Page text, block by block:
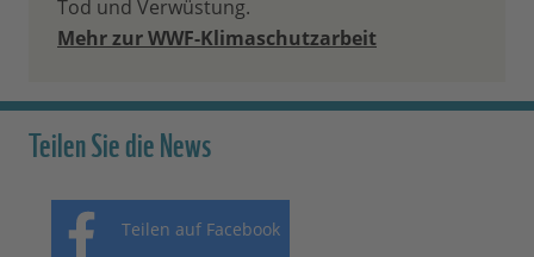
Tod und Verwüstung.
Mehr zur WWF-Klimaschutzarbeit
Teilen Sie die News
Teilen auf Facebook